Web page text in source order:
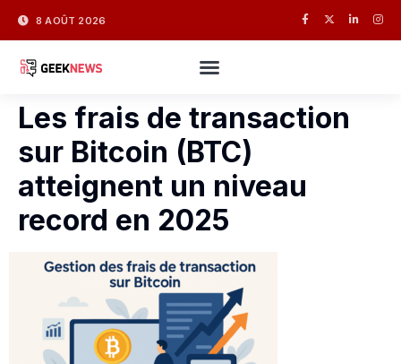
8 AOÛT 2026
Les frais de transaction
sur Bitcoin (BTC)
atteignent un niveau
record en 2025